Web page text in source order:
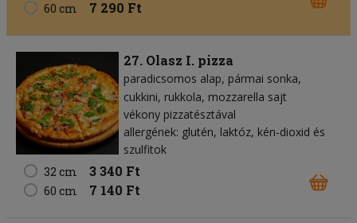
60 cm 7 290 Ft
27. Olasz I. pizza
paradicsomos alap pármai sonka
cukkini rukkola mozzarella sajt
vékony pizzatésztával
allergének: glutén, laktóz, kén-dioxid és
szulfitok
32 cm
3 340 Ft
60 cm 7 140 Ft